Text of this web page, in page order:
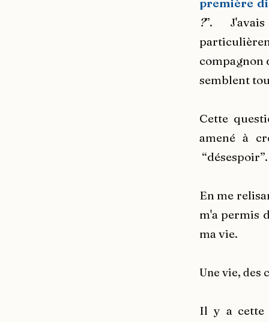
première
?”. J'avais
compagnon
semblent
Cette
amené à
En me
m'a permis
ma vie.
Une vie, des
Il y a cette